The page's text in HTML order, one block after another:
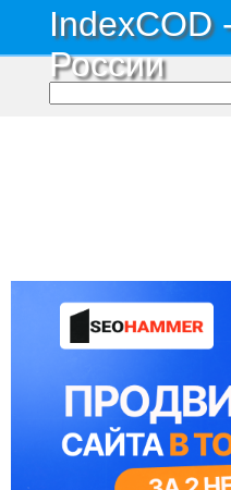
IndexCOD
России